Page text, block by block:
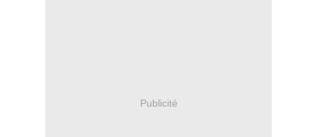
Publicité